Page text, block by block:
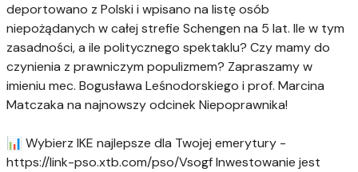
deportowano z Polski i wpisano na listę osób
niepożądanych w całej strefie Schengen na 5 lat. Ile w tym
zasadności, a ile politycznego spektaklu? Czy mamy do
czynienia z prawniczym populizmem? Zapraszamy w
imieniu mec. Bogusława Leśnodorskiego i prof. Marcina
Matczaka na najnowszy odcinek Niepoprawnika!
📊 Wybierz IKE najlepsze dla Twojej emerytury -
https://link-pso.xtb.com/pso/Vsogf Inwestowanie jest